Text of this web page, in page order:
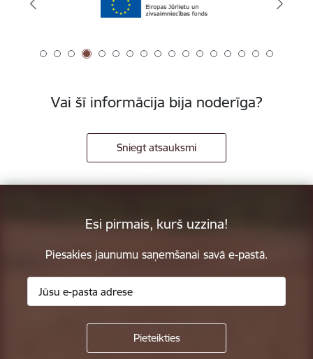
Vai šī informācija bija noderīga?
Sniegt atsauksmi
Esi pirmais, kurš uzzina!
Piesakies jaunumu saņemšanai savā e-pastā.